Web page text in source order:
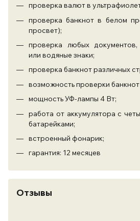
проверка валют в
проверка банкнот в белом
просвет);
проверка любых
или водяные знаки;
проверка банкнот различных
возможность проверки
мощность УФ-лампы 4 Вт;
работа от аккумулятора с
батарейками;
встроенный фонарик;
гарантия: 12 месяцев
Отзывы